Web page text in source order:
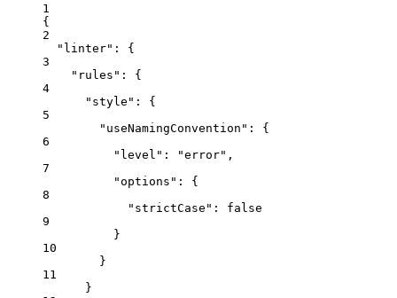
1
{
2
"linter" : {
3
"rules" : {
4
"style" : {
5
"useNamingConvention" : {
6
"level" : "error" ,
7
"options" : {
8
"strictCase" : false
9
}
10
}
11
}